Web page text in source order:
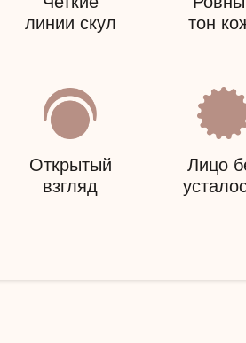
линии скул
тон
Открытый
взгляд
Лицо